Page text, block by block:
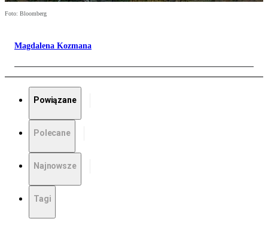
Foto: Bloomberg
Magdalena Kozmana
Powiązane
Polecane
Najnowsze
Tagi